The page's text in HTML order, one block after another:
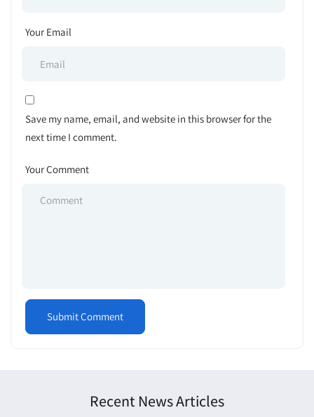
Your Email
Save my name, email, and website in this browser for the
next time I comment.
Your Comment
Recent News Articles